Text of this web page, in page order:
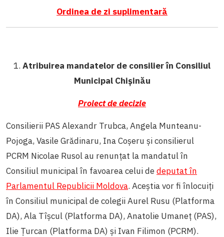
Ordinea de zi suplimentară
1. Atribuirea mandatelor de consilier în Consiliul
Municipal Chișinău
Proiect de decizie
Consilierii PAS Alexandr Trubca, Angela Munteanu-
Pojoga, Vasile Grădinaru, Ina Coșeru și consilierul
PCRM Nicolae Rusol au renunțat la mandatul în
Consiliul municipal în favoarea celui dedeputat în
Parlamentul Republicii Moldova. Aceștia vor fi înlocuiți
în Consiliul municipal de colegii Aurel Rusu (Platforma
DA), Ala Tîșcul (Platforma DA), Anatolie Umaneț (PAS),
Ilie Țurcan (Platforma DA) și Ivan Filimon (PCRM).